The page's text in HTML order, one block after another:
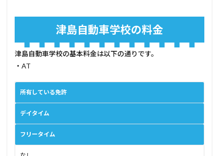
津島自動車学校の料金
津島自動車学校の基本料金は以下の通りです。
・AT
所有している免許
デイタイム
フリータイム